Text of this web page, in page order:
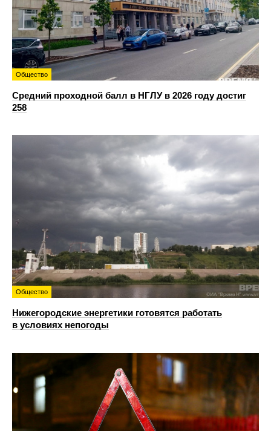
Общество
Средний проходной балл в НГЛУ в 2026 году достиг
258
Общество
Нижегородские энергетики готовятся работать
в условиях непогоды